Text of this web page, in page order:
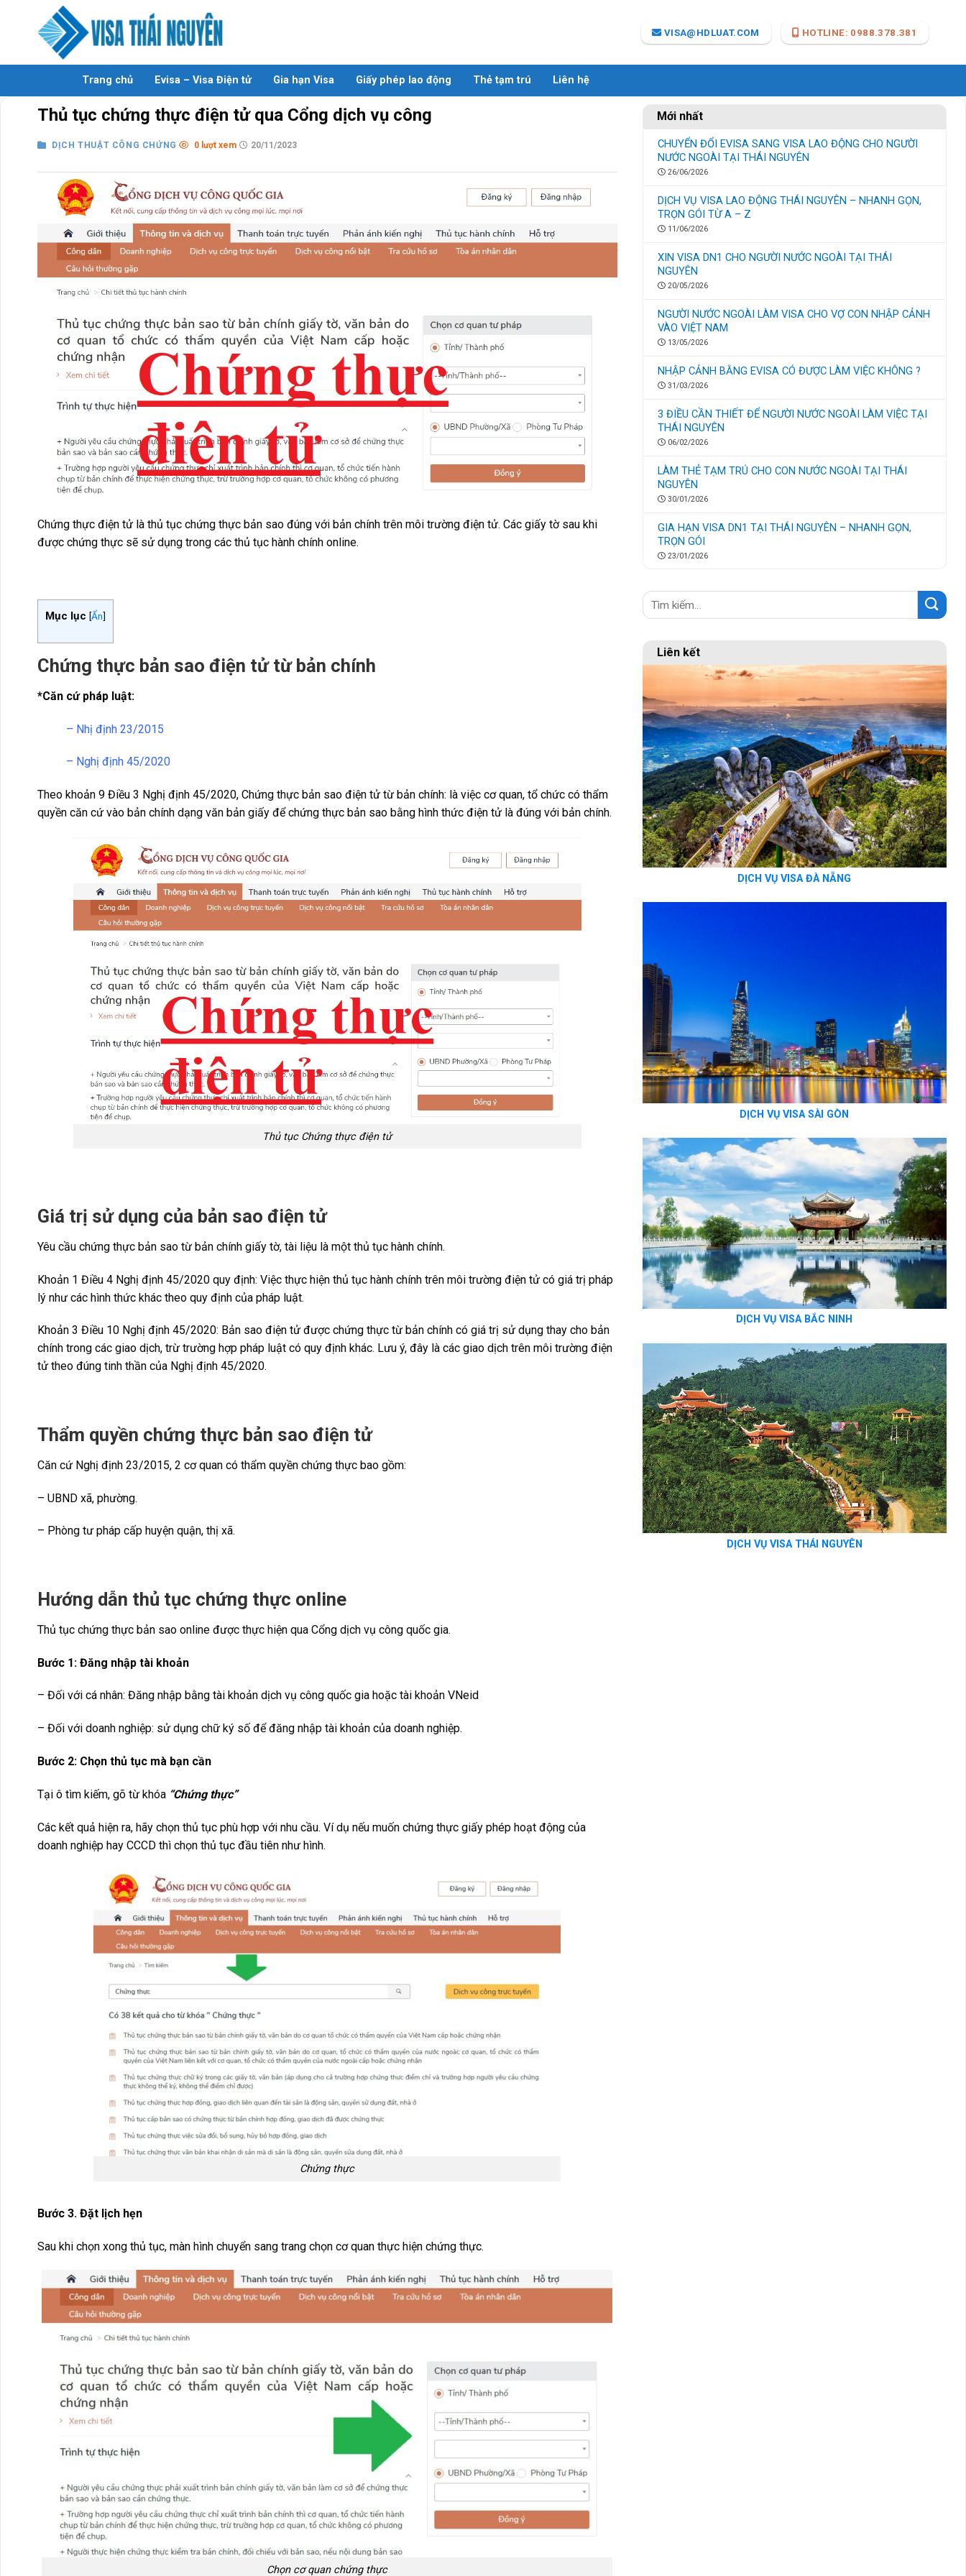
VISA@HDLUAT.COM HOTLINE: 0988.378.381
Trang chủ Evisa – Visa Điện tử Gia hạn Visa Giấy phép lao động Thẻ tạm trú Liên hệ
Thủ tục chứng thực điện tử qua Cổng dịch vụ công
DỊCH THUẬT CÔNG CHỨNG 0 lượt xem 20/11/2023
Chứng thực điện tử là thủ tục chứng thực bản sao đúng với bản chính trên môi trường điện tử. Các giấy tờ sau khi
được chứng thực sẽ sử dụng trong các thủ tục hành chính online.
Mục lục [Ẩn]
Chứng thực bản sao điện tử từ bản chính
*Căn cứ pháp luật:
– Nhị định 23/2015
– Nghị định 45/2020
Theo khoản 9 Điều 3 Nghị định 45/2020, Chứng thực bản sao điện tử từ bản chính: là việc cơ quan, tổ chức có thẩm
quyền căn cứ vào bản chính dạng văn bản giấy để chứng thực bản sao bằng hình thức điện tử là đúng với bản chính.
Thủ tục Chứng thực điện tử
Giá trị sử dụng của bản sao điện tử
Yêu cầu chứng thực bản sao từ bản chính giấy tờ, tài liệu là một thủ tục hành chính.
Khoản 1 Điều 4 Nghị định 45/2020 quy định: Việc thực hiện thủ tục hành chính trên môi trường điện tử có giá trị pháp
lý như các hình thức khác theo quy định của pháp luật.
Khoản 3 Điều 10 Nghị định 45/2020: Bản sao điện tử được chứng thực từ bản chính có giá trị sử dụng thay cho bản
chính trong các giao dịch, trừ trường hợp pháp luật có quy định khác. Lưu ý, đây là các giao dịch trên môi trường điện
tử theo đúng tinh thần của Nghị định 45/2020.
Thẩm quyền chứng thực bản sao điện tử
Căn cứ Nghị định 23/2015, 2 cơ quan có thẩm quyền chứng thực bao gồm:
– UBND xã, phường.
– Phòng tư pháp cấp huyện quận, thị xã.
Hướng dẫn thủ tục chứng thực online
Thủ tục chứng thực bản sao online được thực hiện qua Cổng dịch vụ công quốc gia.
Bước 1: Đăng nhập tài khoản
– Đối với cá nhân: Đăng nhập bằng tài khoản dịch vụ công quốc gia hoặc tài khoản VNeid
– Đối với doanh nghiệp: sử dụng chữ ký số để đăng nhập tài khoản của doanh nghiệp.
Bước 2: Chọn thủ tục mà bạn cần
Tại ô tìm kiếm, gõ từ khóa “Chứng thực”
Các kết quả hiện ra, hãy chọn thủ tục phù hợp với nhu cầu. Ví dụ nếu muốn chứng thực giấy phép hoạt động của
doanh nghiệp hay CCCD thì chọn thủ tục đầu tiên như hình.
Chứng thực
Bước 3. Đặt lịch hẹn
Sau khi chọn xong thủ tục, màn hình chuyển sang trang chọn cơ quan thực hiện chứng thực.
Chọn cơ quan chứng thực
Mới nhất
CHUYỂN ĐỔI EVISA SANG VISA LAO ĐỘNG CHO NGƯỜI
NƯỚC NGOÀI TẠI THÁI NGUYÊN
26/06/2026
DỊCH VỤ VISA LAO ĐỘNG THÁI NGUYÊN – NHANH GỌN,
TRỌN GÓI TỪ A – Z
11/06/2026
XIN VISA DN1 CHO NGƯỜI NƯỚC NGOÀI TẠI THÁI
NGUYÊN
20/05/2026
NGƯỜI NƯỚC NGOÀI LÀM VISA CHO VỢ CON NHẬP CẢNH
VÀO VIỆT NAM
13/05/2026
NHẬP CẢNH BẰNG EVISA CÓ ĐƯỢC LÀM VIỆC KHÔNG ?
31/03/2026
3 ĐIỀU CẦN THIẾT ĐỂ NGƯỜI NƯỚC NGOÀI LÀM VIỆC TẠI
THÁI NGUYÊN
06/02/2026
LÀM THẺ TẠM TRÚ CHO CON NƯỚC NGOÀI TẠI THÁI
NGUYÊN
30/01/2026
GIA HẠN VISA DN1 TẠI THÁI NGUYÊN – NHANH GỌN,
TRỌN GÓI
23/01/2026
Liên kết
DỊCH VỤ VISA ĐÀ NẴNG
DỊCH VỤ VISA SÀI GÒN
DỊCH VỤ VISA BẮC NINH
DỊCH VỤ VISA THÁI NGUYÊN